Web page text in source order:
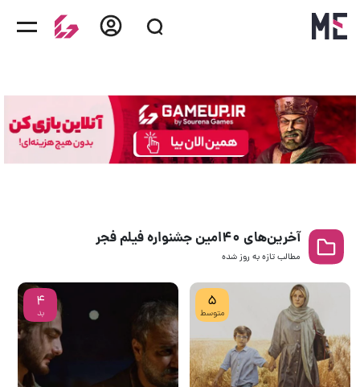
آخرین‌های ۴۰امین جشنواره فیلم فجر
مطالب تازه به روز‌ شده
5
متوسط
4
بد